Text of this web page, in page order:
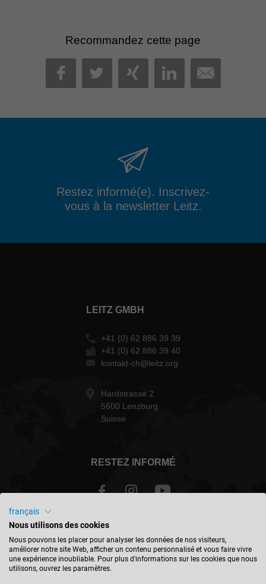
Recommandez cette page
FACEBOOK
TWITTER
XINGLINKEDIN
MAIL
Restez informé(e). Inscrivez-
vous à la newsletter Leitz.
LEITZ GMBH
+41 (0) 62 886 39 39
+41 (0) 62 886 39 40
kontakt-ch@leitz.org
Hardstrasse 2
5600 Lenzburg
Suisse
RESTEZ INFORMÉ
Schweiz - français
TROUVER UN EMPLACEMENT
français
Nous utilisons des cookies
Nous pouvons les placer pour analyser les données de nos visiteurs,
améliorer notre site Web, afficher un contenu personnalisé et vous faire vivre
une expérience inoubliable. Pour plus d'informations sur les cookies que nous
utilisons, ouvrez les paramètres.